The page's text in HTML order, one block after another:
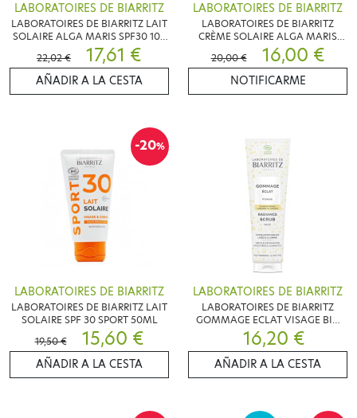
LABORATOIRES DE BIARRITZ
LABORATOIRES DE BIARRITZ LAIT
SOLAIRE ALGA MARIS SPF30 100
ML BIO
22,02 € 17,61 €
AÑADIR A LA CESTA
LABORATOIRES DE BIARRITZ
LABORATOIRES DE BIARRITZ
CRÈME SOLAIRE ALGA MARIS
SPF30 50ML BIO
20,00 € 16,00 €
NOTIFICARME
-20%
LABORATOIRES DE BIARRITZ
LABORATOIRES DE BIARRITZ LAIT
SOLAIRE SPF 30 SPORT 50ML
19,50 €
15,60 €
AÑADIR A LA CESTA
LABORATOIRES DE BIARRITZ
LABORATOIRES DE BIARRITZ
GOMMAGE ECLAT VISAGE BIO
75ML
16,20 €
AÑADIR A LA CESTA